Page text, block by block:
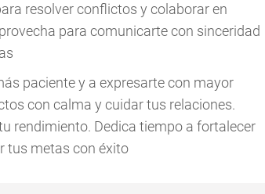
resolver conflictos y colaborar en
para comunicarte con sinceridad
paciente y a expresarte con mayor
con calma y cuidar tus relaciones.
rendimiento. Dedica tiempo a fortalecer
tus metas con éxito